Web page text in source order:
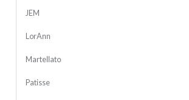
JEM
LorAnn
Martellato
Patisse